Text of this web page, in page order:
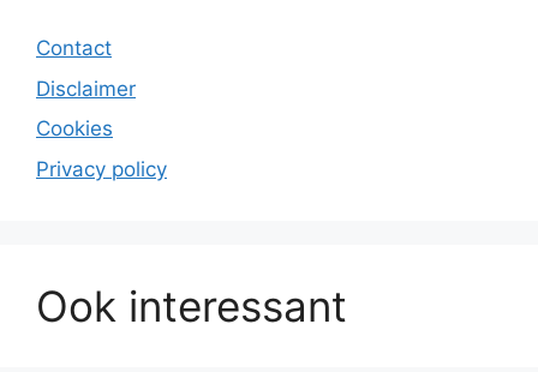
Contact
Disclaimer
Cookies
Privacy policy
Ook interessant